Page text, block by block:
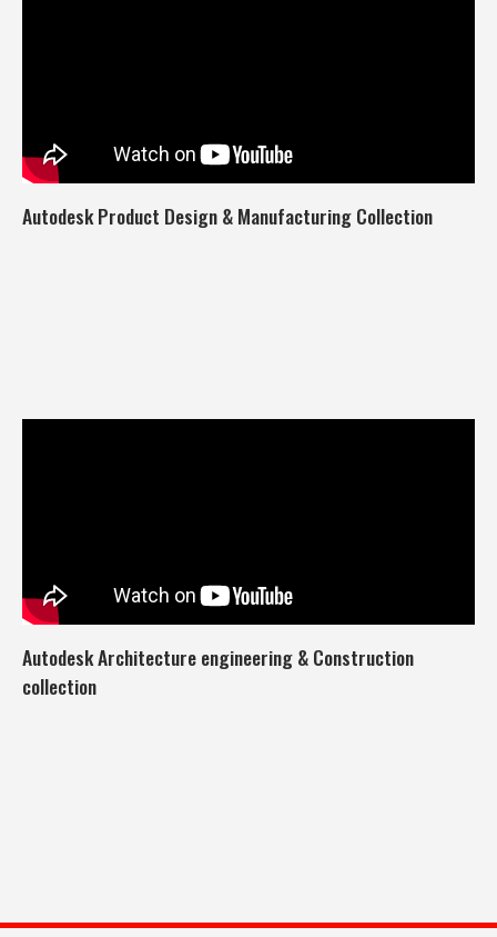
Autodesk Product Design & Manufacturing Collection
Autodesk Architecture engineering & Construction
collection